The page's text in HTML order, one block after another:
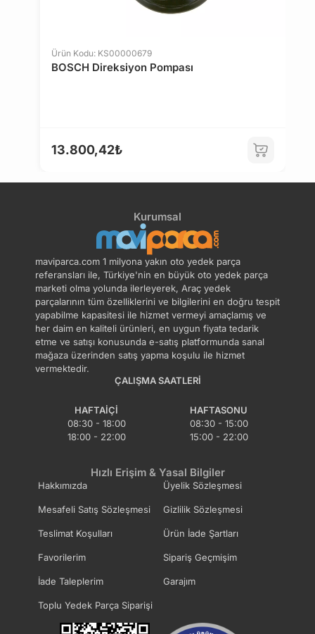
Ürün Kodu: KS00000679
BOSCH Direksiyon Pompası
13.800,42₺
Kurumsal
maviparca.com 1 milyona yakın oto yedek parça
referansları ile, Türkiye'nin en büyük oto yedek parça
marketi olma yolunda ilerleyerek, Araç yedek
parçalarının tüm özelliklerini ve bilgilerini en doğru tespit
yapabilme kapasitesi ile hizmet vermeyi amaçlamış ve
her daim en kaliteli ürünleri, en uygun fiyata tedarik
etme ve satışı konusunda e-satış platformunda sanal
mağaza üzerinden satış yapma koşulu ile hizmet
vermektedir.
ÇALIŞMA SAATLERI
HAFTAIÇI
08:30 - 18:00
18:00 - 22:00
HAFTASONU
08:30 - 15:00
15:00 - 22:00
Hızlı Erişim & Yasal Bilgiler
Hakkımızda Üyelik Sözleşmesi
Mesafeli Satış Sözleşmesi Gizlilik Sözleşmesi
Teslimat Koşulları Ürün İade Şartları
Favorilerim Sipariş Geçmişim
İade Taleplerim Garajım
Toplu Yedek Parça Siparişi